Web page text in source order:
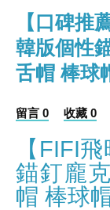
【口碑推
韓版個性
舌帽 棒球
留言 0 收藏 0
【FIFI
錨釘龐
帽 棒球